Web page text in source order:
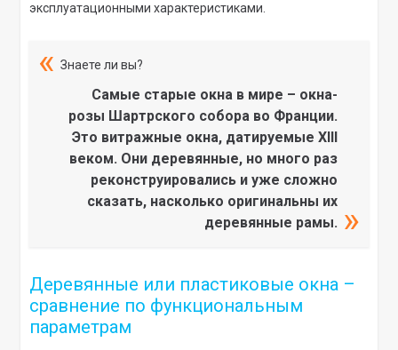
эксплуатационными характеристиками.
Знаете ли вы?
Самые старые окна в мире – окна-
розы Шартрского собора во Франции.
Это витражные окна, датируемые XIII
веком. Они деревянные, но много раз
реконструировались и уже сложно
сказать, насколько оригинальны их
деревянные рамы.
Деревянные или пластиковые окна –
сравнение по функциональным
параметрам